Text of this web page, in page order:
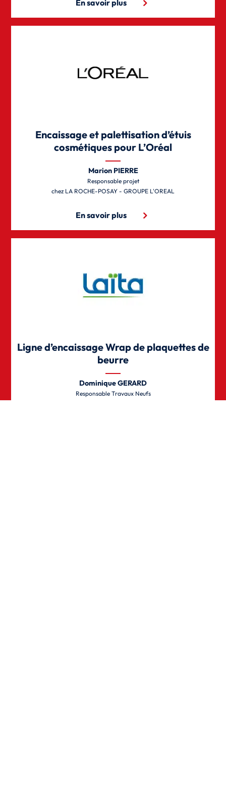
En savoir plus
Encaissage et palettisation d’étuis
cosmétiques pour L’Oréal
Marion PIERRE
Responsable projet
LA ROCHE-POSAY - GROUPE L'OREAL
En savoir plus
Ligne d’encaissage Wrap de plaquettes de
beurre
Dominique GERARD
Responsable Travaux Neufs